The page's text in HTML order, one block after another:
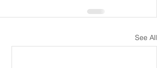
See All